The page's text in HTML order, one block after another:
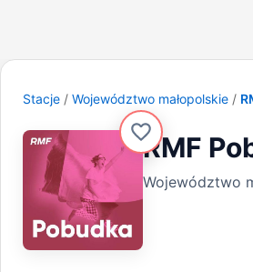
Stacje Województwo małopolskie
RMF
Województwo